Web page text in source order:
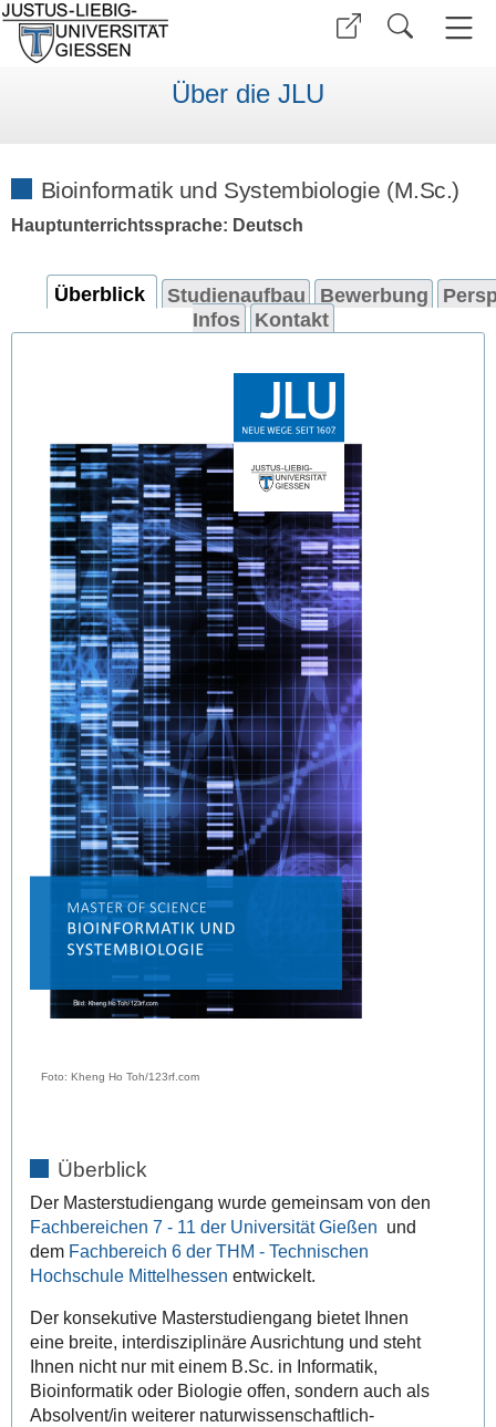
Über die JLU
Bioinformatik und Systembiologie (M.Sc.)
Hauptunterrichtssprache: Deutsch
Überblick Studienaufbau Bewerbung
Infos
Kontakt
Foto: Kheng Ho Toh/123rf.com
Überblick
Der Masterstudiengang wurde gemeinsam von den
Fachbereichen 7 - 11 der Universität Gießen und
dem Fachbereich 6 der THM - Technischen
Hochschule Mittelhessen entwickelt.
Der konsekutive Masterstudiengang bietet Ihnen
eine breite, interdisziplinäre Ausrichtung und steht
Ihnen nicht nur mit einem B.Sc. in Informatik,
Bioinformatik oder Biologie offen, sondern auch als
Absolvent/in weiterer naturwissenschaftlich-